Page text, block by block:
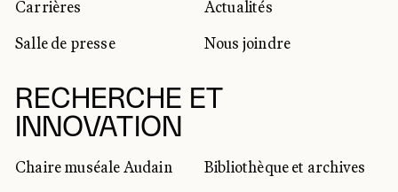
Carrières
Actualités
Salle de presse
Nous joindre
RECHERCHE ET
INNOVATION
Chaire muséale Audain
Bibliothèque et archives